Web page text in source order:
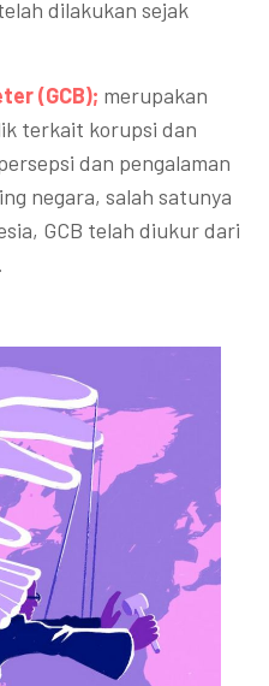
dilakukan sejak
(GCB); merupakan
terkait korupsi dan
dan pengalaman
negara, salah satunya
GCB telah diukur dari